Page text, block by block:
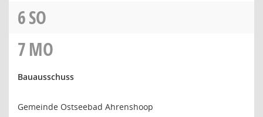
6SO
7MO
Bauausschuss
Gemeinde Ostseebad Ahrenshoop